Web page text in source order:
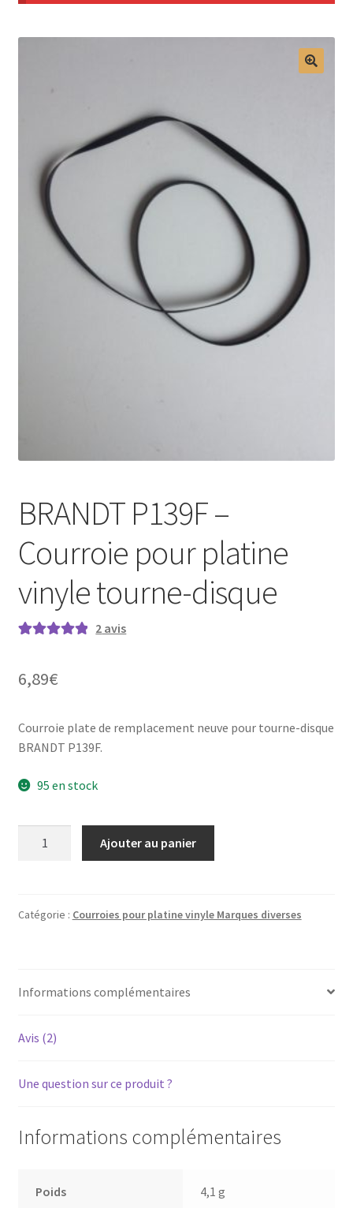
BRANDT P139F –
Courroie pour platine
vinyle tourne-disque
notations
2 avis
6,89€
Courroie plate de remplacement neuve pour tourne-disque
BRANDT P139F.
95 en stock
-
vinyle
disque
Ajouter au panier
Catégorie : Courroies pour platine vinyle Marques diverses
Informations complémentaires
Avis (2)
Une question sur ce produit ?
Informations complémentaires
Poids 4,1 g